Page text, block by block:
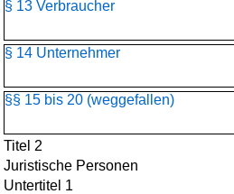
§ 13 Verbraucher
§ 14 Unternehmer
§§ 15 bis 20 (weggefallen)
Titel 2
Juristische Personen
Untertitel 1